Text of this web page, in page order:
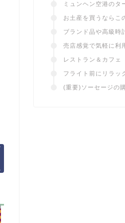
ミュンヘン空港のタ
お土産を買うならこ
ブランド品や高級時
売店感覚で気軽に利
レストラン＆カフェ
フライト前にリラッ
(重要)ソーセージの